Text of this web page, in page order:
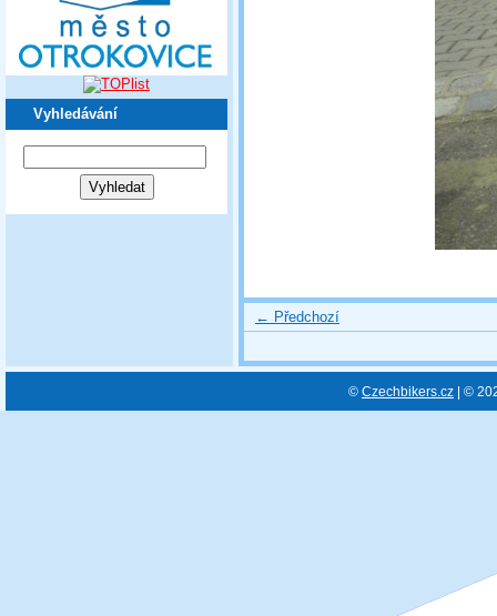
Vyhledávání
← Předchozí
© Czechbikers.cz | ©